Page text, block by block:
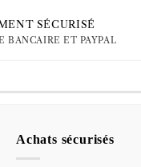
SÉCURISÉ
BANCAIRE ET PAYPAL
Achats sécurisés